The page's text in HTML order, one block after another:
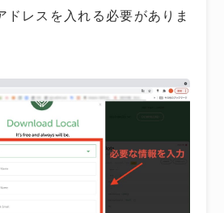
ドレスを入れる必要がありま